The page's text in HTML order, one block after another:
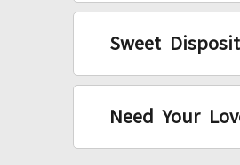
Sweet
Need Your